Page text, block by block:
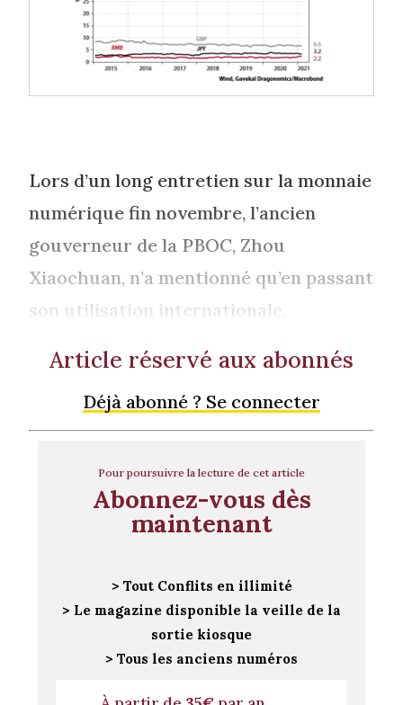
Lors d’un long entretien sur la monnaie
numérique fin novembre, l’ancien
gouverneur de la PBOC, Zhou
Xiaochuan, n’a mentionné qu’en passant
son utilisation internationale.
Article réservé aux abonnés
Déjà abonné ? Se connecter
Pour poursuivre la lecture de cet article
Abonnez-vous dès
maintenant
> Tout Conflits en illimité
> Le magazine disponible la veille de la
sortie kiosque
> Tous les anciens numéros